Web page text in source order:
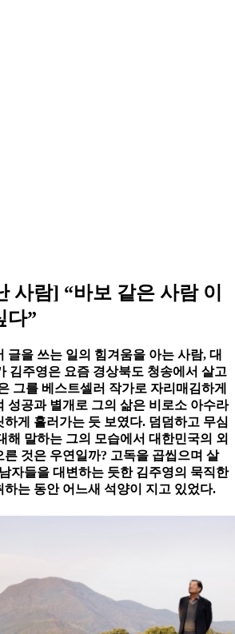
사람] “바보 같은 사람 이
다”
글을 쓰는 일의 힘겨움을 아는 사람, 대
김주영은 요즘 경상북도 청송에서 살고
그를 베스트셀러 작가로 자리매김하게
성공과 별개로 그의 삶은 비로소 아수라
게 흘러가는 듯 보였다. 덤덤하고 무심
해 말하는 그의 모습에서 대한민국의 외
것은 우연일까? 고독을 곱씹으며 살
자들을 대변하는 듯한 김주영의 묵직한
하는 동안 어느새 석양이 지고 있었다.